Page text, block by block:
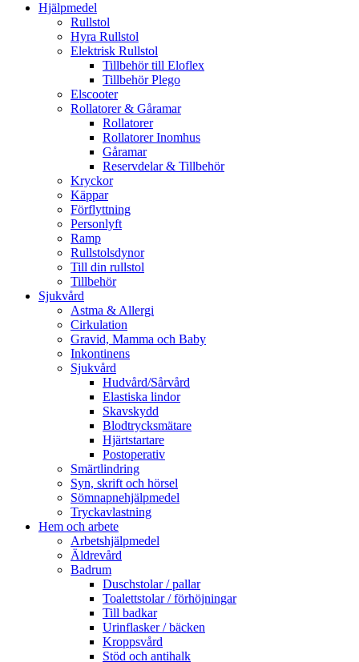
Hjälpmedel
Rullstol
Hyra Rullstol
Elektrisk Rullstol
Tillbehör till Eloflex
Tillbehör Plego
Elscooter
Rollatorer & Gåramar
Rollatorer
Rollatorer Inomhus
Gåramar
Reservdelar & Tillbehör
Kryckor
Käppar
Förflyttning
Personlyft
Ramp
Rullstolsdynor
Till din rullstol
Tillbehör
Sjukvård
Astma & Allergi
Cirkulation
Gravid, Mamma och Baby
Inkontinens
Sjukvård
Hudvård/Sårvård
Elastiska lindor
Skavskydd
Blodtrycksmätare
Hjärtstartare
Postoperativ
Smärtlindring
Syn, skrift och hörsel
Sömnapnehjälpmedel
Tryckavlastning
Hem och arbete
Arbetshjälpmedel
Äldrevård
Badrum
Duschstolar / pallar
Toalettstolar / förhöjningar
Till badkar
Urinflasker / bäcken
Kroppsvård
Stöd och antihalk